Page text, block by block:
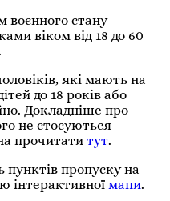
воєнного стану
віком від 18 до 60
які мають на
до 18 років або
Докладніше про
не стосуються
прочитати тут.
пунктів пропуску на
інтерактивної мапи.